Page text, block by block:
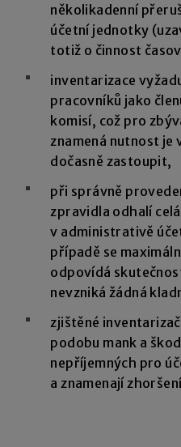
několikadenní
účetní jednotky
totiž o činnost
inventarizace
pracovníků jako
komisí, což pro
znamená nutnost je
dočasně zastoupit,
při správně
zpravidla odhalí
v administrativě
případě se
odpovídá
nevzniká žádná
zjištěné
podobu mank a
nepříjemných pro
a znamenají